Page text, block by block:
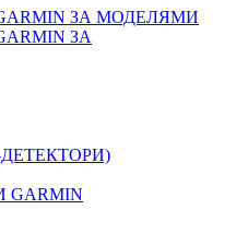
ЗА МОДЕЛЯМИ
ЗА